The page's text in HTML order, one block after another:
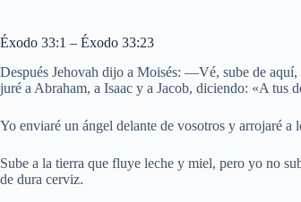
Éxodo 33:1 – Éxodo 33:23
Después Jehovah dijo a Moisés: —Vé, sube de aquí,
juré a Abraham, a Isaac y a Jacob, diciendo: «A tus
Yo enviaré un ángel delante de vosotros y arrojaré a
Sube a la tierra que fluye leche y miel, pero yo no
de dura cerviz.